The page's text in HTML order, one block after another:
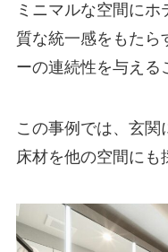
ミニマルな空間に
質な統一感をもたら
ーの連続性を与える
この事例では、玄
床材を他の空間にも